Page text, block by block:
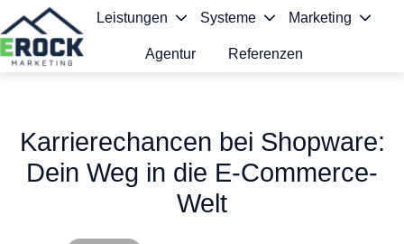
Leistungen Systeme Marketing
Agentur Referenzen
Karrierechancen bei Shopware:
Dein Weg in die E-Commerce-
Welt